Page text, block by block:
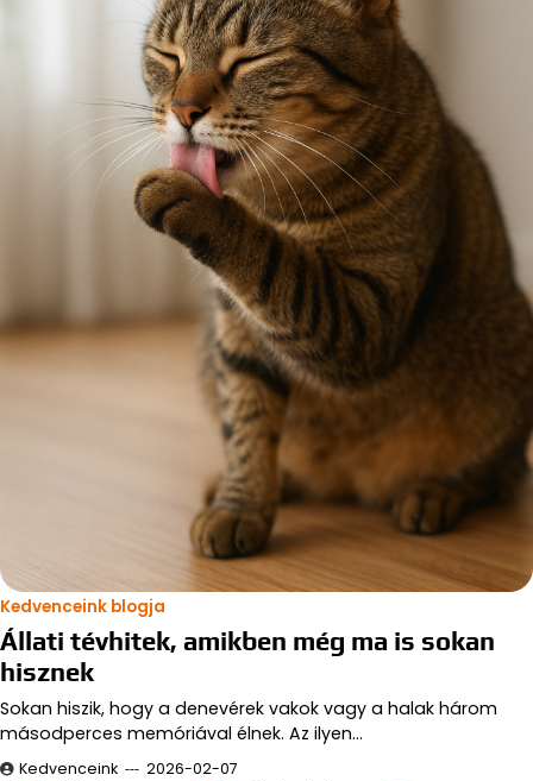
Kedvenceink blogja
Állati tévhitek, amikben még ma is sokan
hisznek
Sokan hiszik, hogy a denevérek vakok vagy a halak három
másodperces memóriával élnek. Az ilyen…
Kedvenceink
2026-02-07